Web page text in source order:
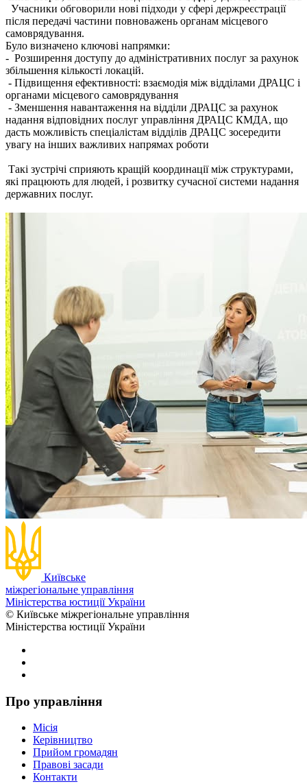
Учасники обговорили нові підходи у сфері держреєстрації
після передачі частини повноважень органам місцевого
самоврядування.
Було визначено ключові напрямки:
- Розширення доступу до адміністративних послуг за рахунок
збільшення кількості локацій.
- Підвищення ефективності: взаємодія між відділами ДРАЦС і
органами місцевого самоврядування
- Зменшення навантаження на відділи ДРАЦС за рахунок
надання відповідних послуг управління ДРАЦС КМДА, що
дасть можливість спеціалістам відділів ДРАЦС зосередити
увагу на інших важливих напрямах роботи
Такі зустрічі сприяють кращій координації між структурами,
які працюють для людей, і розвитку сучасної системи надання
державних послуг.
Київське
міжрегіональне управління
Міністерства юстиції України
© Київське міжрегіональне управління
Міністерства юстиції України
Про управління
Місія
Керівництво
Прийом громадян
Правові засади
Контакти